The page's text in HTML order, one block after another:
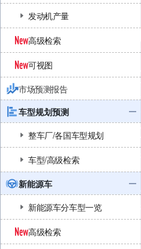
发动机产量
高级检索
可视图
市场预测报告
车型规划预测
整车厂/各国车型规划
车型/高级检索
新能源车
新能源车分车型一览
高级检索